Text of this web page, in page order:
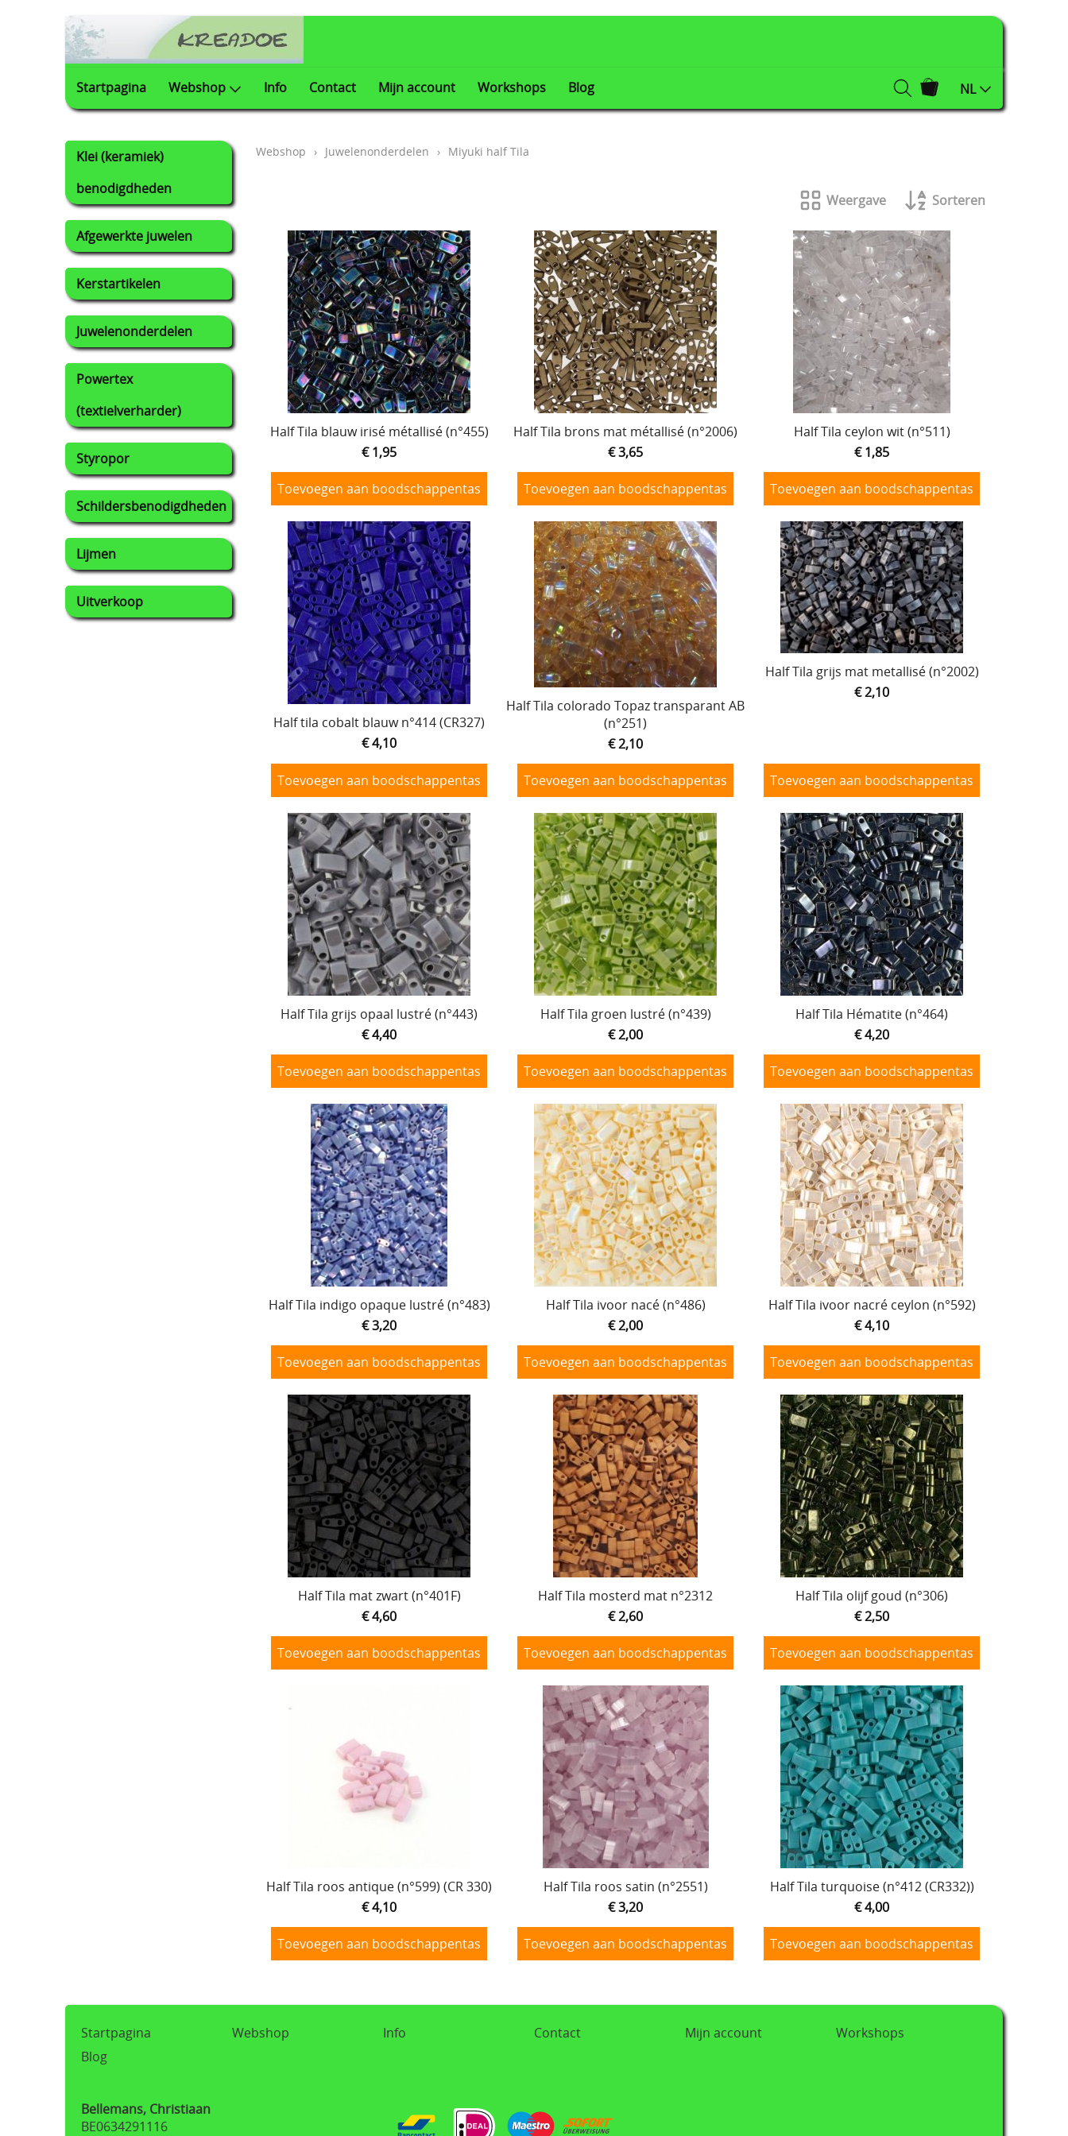
Startpagina Webshop Info Contact Mijn account Workshops Blog NL
Klei (keramiek)
benodigdheden
Afgewerkte juwelen
Kerstartikelen
Juwelenonderdelen
Powertex
(textielverharder)
Styropor
Schildersbenodigdheden
Lijmen
Uitverkoop
Webshop › Juwelenonderdelen › Miyuki half Tila
Weergave Sorteren
Half Tila blauw irisé métallisé (n°455)
€ 1,95
Toevoegen aan boodschappentas
Half Tila brons mat métallisé (n°2006)
€ 3,65
Toevoegen aan boodschappentas
Half Tila ceylon wit (n°511)
€ 1,85
Toevoegen aan boodschappentas
Half tila cobalt blauw n°414 (CR327)
€ 4,10
Toevoegen aan boodschappentas
Half Tila colorado Topaz transparant AB
(n°251)
€ 2,10
Toevoegen aan boodschappentas
Half Tila grijs mat metallisé (n°2002)
€ 2,10
Toevoegen aan boodschappentas
Half Tila grijs opaal lustré (n°443)
€ 4,40
Toevoegen aan boodschappentas
Half Tila groen lustré (n°439)
€ 2,00
Toevoegen aan boodschappentas
Half Tila Hématite (n°464)
€ 4,20
Toevoegen aan boodschappentas
Half Tila indigo opaque lustré (n°483)
€ 3,20
Toevoegen aan boodschappentas
Half Tila ivoor nacé (n°486)
€ 2,00
Toevoegen aan boodschappentas
Half Tila ivoor nacré ceylon (n°592)
€ 4,10
Toevoegen aan boodschappentas
Half Tila mat zwart (n°401F)
€ 4,60
Toevoegen aan boodschappentas
Half Tila mosterd mat n°2312
€ 2,60
Toevoegen aan boodschappentas
Half Tila olijf goud (n°306)
€ 2,50
Toevoegen aan boodschappentas
Half Tila roos antique (n°599) (CR 330)
€ 4,10
Toevoegen aan boodschappentas
Half Tila roos satin (n°2551)
€ 3,20
Toevoegen aan boodschappentas
Half Tila turquoise (n°412 (CR332))
€ 4,00
Toevoegen aan boodschappentas
Startpagina Webshop Info Contact Mijn account
Workshops
Blog
Bellemans, Christiaan
BE0634291116